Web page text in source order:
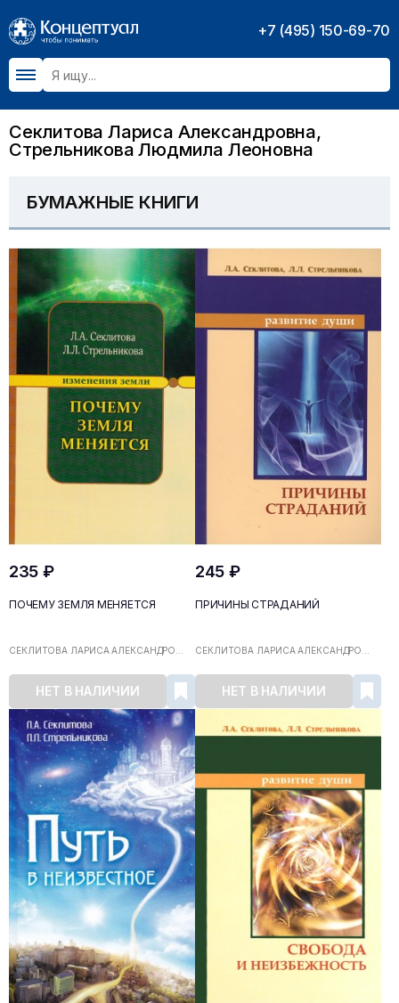
+7 (495) 150-69-70
Секлитова Лариса Александровна,
Стрельникова Людмила Леоновна
БУМАЖНЫЕ КНИГИ
235 ₽
ПОЧЕМУ ЗЕМЛЯ МЕНЯЕТСЯ
СЕКЛИТОВА ЛАРИСА АЛЕКСАНДРО...
НЕТ В НАЛИЧИИ
245 ₽
ПРИЧИНЫ СТРАДАНИЙ
СЕКЛИТОВА ЛАРИСА АЛЕКСАНДРО...
НЕТ В НАЛИЧИИ